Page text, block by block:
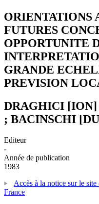
ORIENTATIONS
FUTURES
OPPORTUNITE
GRANDE
PREVISION
DRAGHICI
; BACINSCHI
Editeur
-
Année de publication
1983
Accès à la notice sur le
France